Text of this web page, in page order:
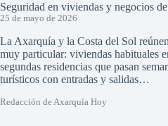
Seguridad en viviendas y negocios
25 de mayo de 2026
La Axarquía y la Costa del Sol
muy particular: viviendas habituales
segundas residencias que pasan
turísticos con entradas y salidas…
Redacción de Axarquía Hoy